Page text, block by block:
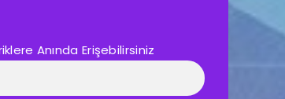
Anında Erişebilirsiniz